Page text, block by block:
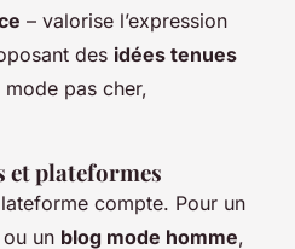
– valorise l’expression
des idées tenues
pas cher,
et plateformes
compte. Pour un
ou un blog mode homme,